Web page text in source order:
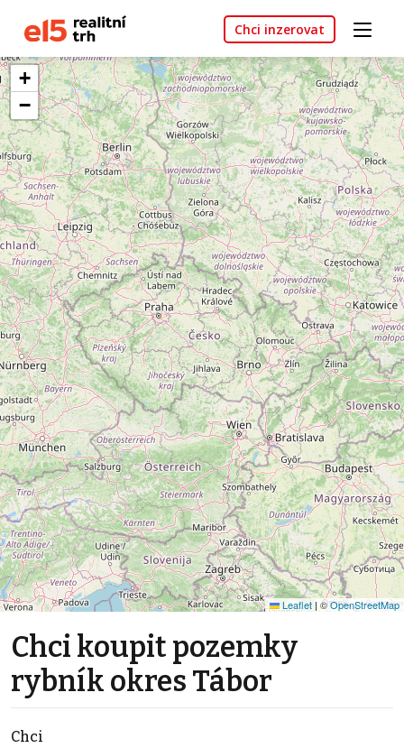
Chci inzerovat
+
−
Leaflet | ©OpenStreetMap
Chci koupit pozemky
rybník okres Tábor
Chci